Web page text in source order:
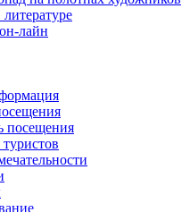
лайн
посещения